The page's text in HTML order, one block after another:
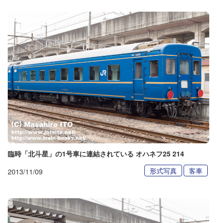
臨時「北斗星」の1号車に連結されている オハネフ25 214
2013/11/09 形式写真 客車